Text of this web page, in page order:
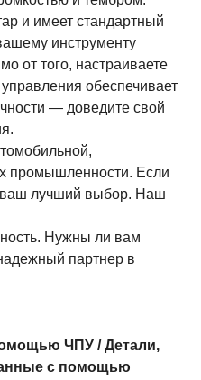
и имеет стандартный
инструменту
от того, настраиваете
обеспечивает
— доведите свой
промышленности. Если
ваш лучший выбор. Наш
Нужны ли вам
партнер в
ЧПУ / Детали,
с помощью